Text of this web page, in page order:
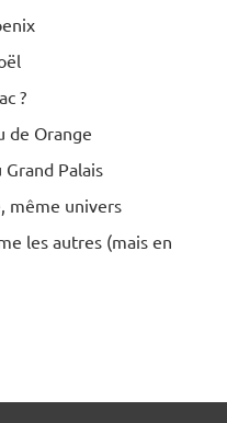
?
de Orange
Grand Palais
même univers
les autres (mais en